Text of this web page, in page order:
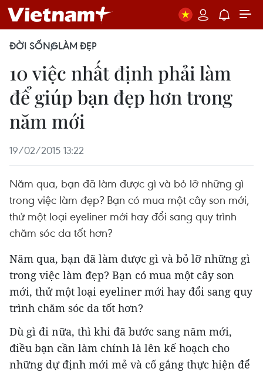
ĐỜI SỐNGLÀM ĐẸP
10 việc nhất định phải làm
để giúp bạn đẹp hơn trong
năm mới
19/02/2015 13:22
Năm qua, bạn đã làm được gì và bỏ lỡ những gì
trong việc làm đẹp? Bạn có mua một cây son mới,
thử một loại eyeliner mới hay đổi sang quy trình
chăm sóc da tốt hơn?
Năm qua, bạn đã làm được gì và bỏ lỡ những gì
trong việc làm đẹp? Bạn có mua một cây son
mới, thử một loại eyeliner mới hay đổi sang quy
trình chăm sóc da tốt hơn?
Dù gì đi nữa, thì khi đã bước sang năm mới,
điều bạn cần làm chính là lên kế hoạch cho
những dự định mới mẻ và cố gắng thực hiện để